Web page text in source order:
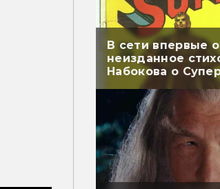
В сети впервые
неизданное
Набокова о
перевели